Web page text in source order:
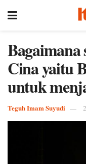
Bagaimana
Cina yaitu
untuk
Teguh Imam Suyudi